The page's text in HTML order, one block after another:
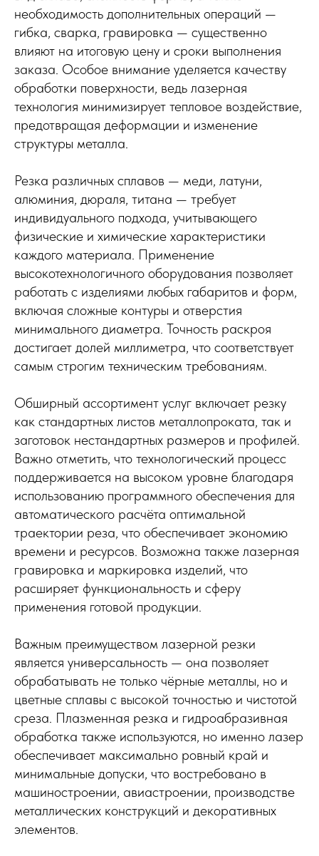
необходимость дополнительных операций —
гибка, сварка, гравировка — существенно
влияют на итоговую цену и сроки выполнения
заказа. Особое внимание уделяется качеству
обработки поверхности, ведь лазерная
технология минимизирует тепловое воздействие,
предотвращая деформации и изменение
структуры металла.
Резка различных сплавов — меди, латуни,
алюминия, дюраля, титана — требует
индивидуального подхода, учитывающего
физические и химические характеристики
каждого материала. Применение
высокотехнологичного оборудования позволяет
работать с изделиями любых габаритов и форм,
включая сложные контуры и отверстия
минимального диаметра. Точность раскроя
достигает долей миллиметра, что соответствует
самым строгим техническим требованиям.
Обширный ассортимент услуг включает резку
как стандартных листов металлопроката, так и
заготовок нестандартных размеров и профилей.
Важно отметить, что технологический процесс
поддерживается на высоком уровне благодаря
использованию программного обеспечения для
автоматического расчёта оптимальной
траектории реза, что обеспечивает экономию
времени и ресурсов. Возможна также лазерная
гравировка и маркировка изделий, что
расширяет функциональность и сферу
применения готовой продукции.
Важным преимуществом лазерной резки
является универсальность — она позволяет
обрабатывать не только чёрные металлы, но и
цветные сплавы с высокой точностью и чистотой
среза. Плазменная резка и гидроабразивная
обработка также используются, но именно лазер
обеспечивает максимально ровный край и
минимальные допуски, что востребовано в
машиностроении, авиастроении, производстве
металлических конструкций и декоративных
элементов.